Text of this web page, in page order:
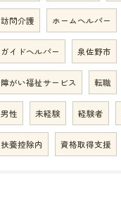
訪問介護 ホームヘルパー
ガイドヘルパー 泉佐野市
障がい福祉サービス 転職
男性 未経験 経験者
扶養控除内 資格取得支援